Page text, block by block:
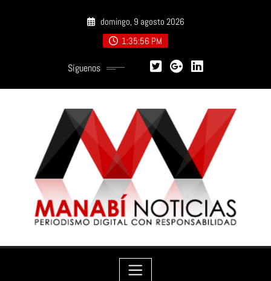
domingo, 9 agosto 2026
1:35:58 PM
Síguenos